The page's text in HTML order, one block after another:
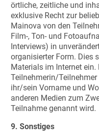
örtliche, zeitliche und
exklusive Recht zur
Mainova von den
Film-, Ton- und
Interviews) in
organisierter Form. Dies
Materials im Internet ein.
Teilnehmerin/
ihr/sein Vorname und
anderen Medien zum
Teilnahme genannt wird.
9. Sonstiges